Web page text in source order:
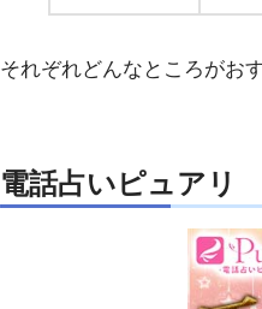
それぞれどんなところがお
電話占いピュアリ